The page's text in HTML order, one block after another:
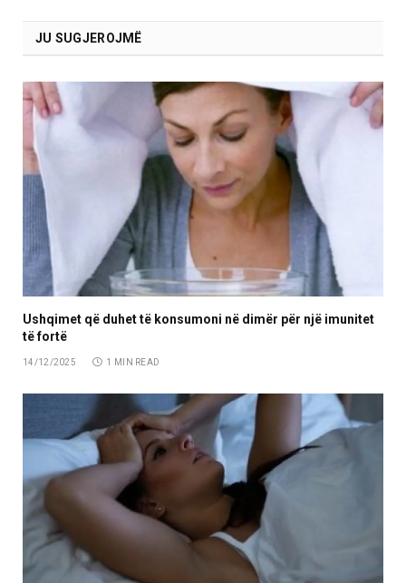
JU SUGJEROJMË
Ushqimet që duhet të konsumoni në dimër për një imunitet
të fortë
14/12/2025 1 MIN READ